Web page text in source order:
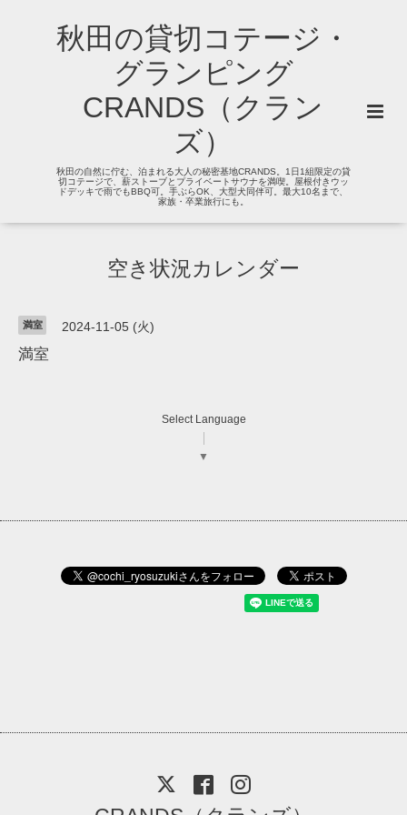
秋田の貸切コテージ・
グランピング
CRANDS（クラン
ズ）
秋田の自然に佇む、泊まれる大人の秘密基地CRANDS。1日1組限定の貸
切コテージで、薪ストーブとプライベートサウナを満喫。屋根付きウッ
ドデッキで雨でもBBQ可。手ぶらOK、大型犬同伴可。最大10名まで、
家族・卒業旅行にも。
空き状況カレンダー
満室 2024-11-05 (火)
満室
Select Language
▼